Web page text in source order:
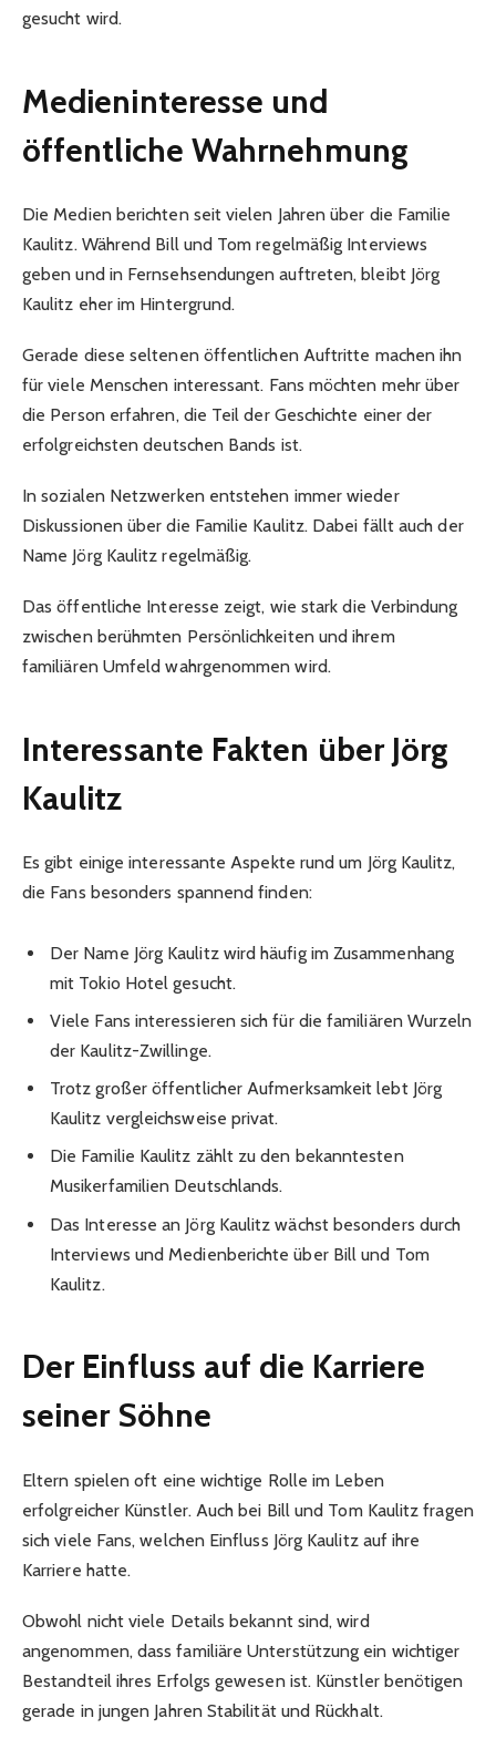
gesucht wird.
Medieninteresse und
öffentliche Wahrnehmung
Die Medien berichten seit vielen Jahren über die Familie
Kaulitz. Während Bill und Tom regelmäßig Interviews
geben und in Fernsehsendungen auftreten, bleibt Jörg
Kaulitz eher im Hintergrund.
Gerade diese seltenen öffentlichen Auftritte machen ihn
für viele Menschen interessant. Fans möchten mehr über
die Person erfahren, die Teil der Geschichte einer der
erfolgreichsten deutschen Bands ist.
In sozialen Netzwerken entstehen immer wieder
Diskussionen über die Familie Kaulitz. Dabei fällt auch der
Name Jörg Kaulitz regelmäßig.
Das öffentliche Interesse zeigt, wie stark die Verbindung
zwischen berühmten Persönlichkeiten und ihrem
familiären Umfeld wahrgenommen wird.
Interessante Fakten über Jörg
Kaulitz
Es gibt einige interessante Aspekte rund um Jörg Kaulitz,
die Fans besonders spannend finden:
Der Name Jörg Kaulitz wird häufig im Zusammenhang
mit Tokio Hotel gesucht.
Viele Fans interessieren sich für die familiären Wurzeln
der Kaulitz-Zwillinge.
Trotz großer öffentlicher Aufmerksamkeit lebt Jörg
Kaulitz vergleichsweise privat.
Die Familie Kaulitz zählt zu den bekanntesten
Musikerfamilien Deutschlands.
Das Interesse an Jörg Kaulitz wächst besonders durch
Interviews und Medienberichte über Bill und Tom
Kaulitz.
Der Einfluss auf die Karriere
seiner Söhne
Eltern spielen oft eine wichtige Rolle im Leben
erfolgreicher Künstler. Auch bei Bill und Tom Kaulitz fragen
sich viele Fans, welchen Einfluss Jörg Kaulitz auf ihre
Karriere hatte.
Obwohl nicht viele Details bekannt sind, wird
angenommen, dass familiäre Unterstützung ein wichtiger
Bestandteil ihres Erfolgs gewesen ist. Künstler benötigen
gerade in jungen Jahren Stabilität und Rückhalt.